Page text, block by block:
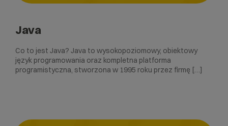
Java
Co to jest Java? Java to wysokopoziomowy, obiektowy
język programowania oraz kompletna platforma
programistyczna, stworzona w 1995 roku przez firmę […]